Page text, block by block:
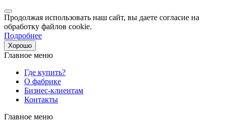
Продолжая использовать наш сайт, вы даете согласие на
обработку файлов cookie.
Подробнее
Хорошо
Главное меню
Где купить?
О фабрике
Бизнес-клиентам
Контакты
Главное меню